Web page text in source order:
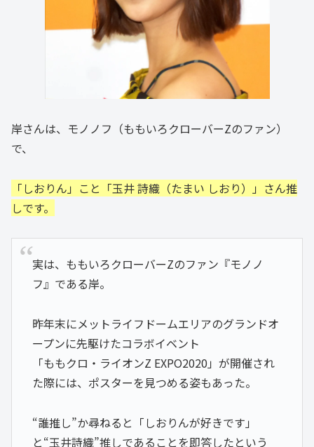
岸さんは、モノノフ（ももいろクローバーZのファン）
で、
「しおりん」こと「玉井 詩織（たまい しおり）」さん推
しです。
実は、ももいろクローバーZのファン『モノノ
フ』である岸。
昨年末にメットライフドームエリアのグランドオ
ープンに先駆けたコラボイベント
「ももクロ・ライオンZ EXPO2020」が開催され
た際には、ポスターを見つめる姿もあった。
“誰推し”か尋ねると「しおりんが好きです」
と“玉井詩織”推しであることを即答したという